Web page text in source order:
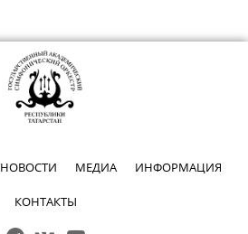
НОВОСТИ МЕДИА ИНФОРМАЦИЯ
КОНТАКТЫ